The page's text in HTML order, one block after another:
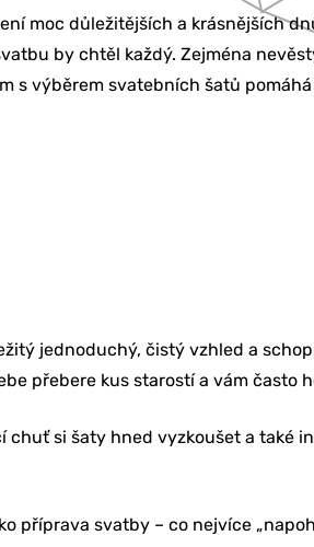
moc důležitějších a krásnějších
by chtěl každý. Zejména
s výběrem svatebních šatů pomáhá
jednoduchý, čistý vzhled a
přebere kus starostí a vám často
si šaty hned vyzkoušet a také
příprava svatby – co nejvíce